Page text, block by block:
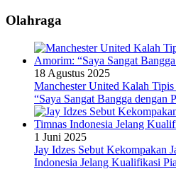
Olahraga
18 Agustus 2025
Manchester United Kalah
“Saya Sangat Bangga dengan
1 Juni 2025
Jay Idzes Sebut Kekompakan
Indonesia Jelang Kualifikasi